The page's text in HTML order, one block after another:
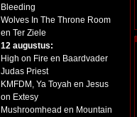
Bleeding
Wolves In The Throne Room
en Ter Ziele
12 augustus:
High on Fire en Baardvader
Judas Priest
KMFDM, Ya Toyah en Jesus
on Extesy
Mushroomhead en Mountain